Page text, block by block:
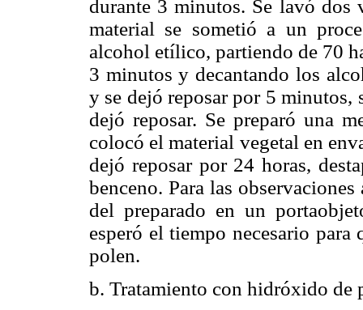
durante 3 minutos. Se lavó dos
material se sometió a un
alcohol etílico, partiendo de 70
3 minutos y decantando los
y se dejó reposar por 5 minutos,
dejó reposar. Se preparó una
colocó el material vegetal en
dejó reposar por 24 horas,
benceno. Para las
del preparado en un
esperó el tiempo necesario para
polen.
b. Tratamiento con hidróxido de